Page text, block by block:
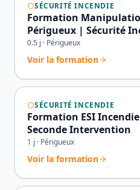
SÉCURITÉ INCENDIE
Formation
Périgueux | Sécurité
0.5 j · Périgueux
Voir la formation
SÉCURITÉ INCENDIE
Formation ESI
Seconde Intervention
1 j · Périgueux
Voir la formation